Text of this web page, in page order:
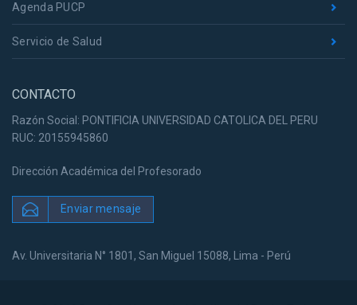
Agenda PUCP
Servicio de Salud
CONTACTO
Razón Social: PONTIFICIA UNIVERSIDAD CATOLICA DEL PERU
RUC: 20155945860
Dirección Académica del Profesorado
Enviar mensaje
Av. Universitaria N° 1801, San Miguel 15088, Lima - Perú